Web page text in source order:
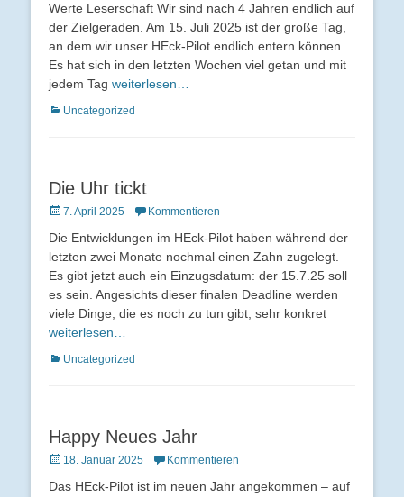
Werte Leserschaft Wir sind nach 4 Jahren endlich auf
der Zielgeraden. Am 15. Juli 2025 ist der große Tag,
an dem wir unser HEck-Pilot endlich entern können.
Es hat sich in den letzten Wochen viel getan und mit
jedem Tag weiterlesen…
Kategorien
Uncategorized
Die Uhr tickt
Veröffentlicht
7. April 2025 Kommentieren
Die Entwicklungen im HEck-Pilot haben während der
letzten zwei Monate nochmal einen Zahn zugelegt.
Es gibt jetzt auch ein Einzugsdatum: der 15.7.25 soll
es sein. Angesichts dieser finalen Deadline werden
viele Dinge, die es noch zu tun gibt, sehr konkret
weiterlesen…
Kategorien
Uncategorized
Happy Neues Jahr
Veröffentlicht
18. Januar 2025 Kommentieren
Das HEck-Pilot ist im neuen Jahr angekommen – auf